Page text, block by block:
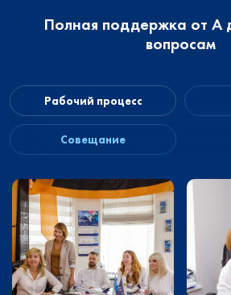
Полная поддержка от А
вопросам
Рабочий процесс
Совещание